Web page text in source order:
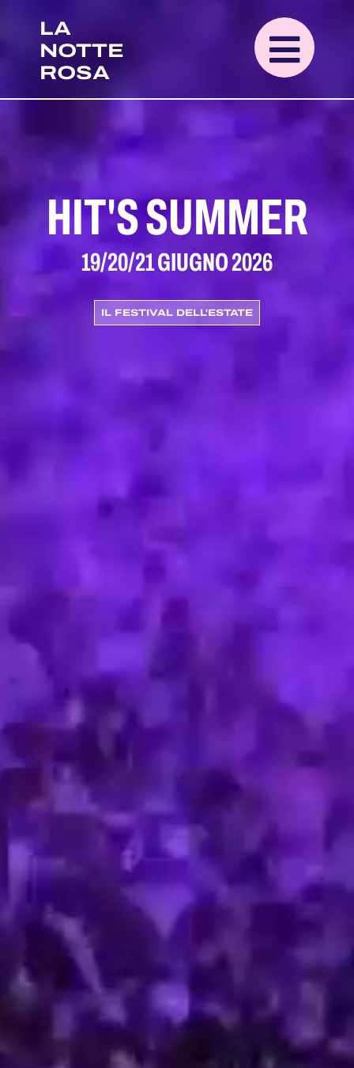
LA
NOTTE
ROSA
HIT'S SUMMER
19/20/21 GIUGNO 2026
IL FESTIVAL DELL'ESTATE